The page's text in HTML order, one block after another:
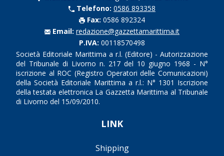
Telefono: 0586 893358
Fax: 0586 892324
Email: redazione@gazzettamarittima.it
P.IVA: 00118570498
Società Editoriale Marittima a r.l. (Editore) - Autorizzazione
del Tribunale di Livorno n. 217 del 10 giugno 1968 - N°
iscrizione al ROC (Registro Operatori delle Comunicazioni)
della Società Editoriale Marittima a r.l.: N° 1301 Iscrizione
della testata elettronica La Gazzetta Marittima al Tribunale
di Livorno del 15/09/2010.
LINK
Shipping